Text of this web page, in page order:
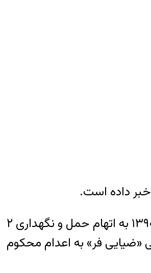
خبر داده است.
این زندانی «بهزاد سلیم کرد» فرزند عثمان نام داشت و متولد ۲۴ بهمن ماه ۱۳۵۶ در شهر نقده بود. وی آذر ماه سال ۱۳۹۰ به اتهام حمل و نگهداری ۲
انقلاب بندرعباس از سوی قاضی «ضیایی فر» به اعدام محکوم